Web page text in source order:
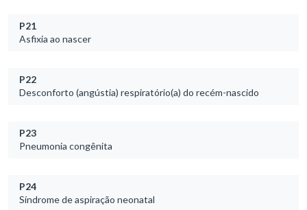
P21
Asfixia ao nascer
P22
Desconforto (angústia) respiratório(a) do recém-nascido
P23
Pneumonia congênita
P24
Síndrome de aspiração neonatal